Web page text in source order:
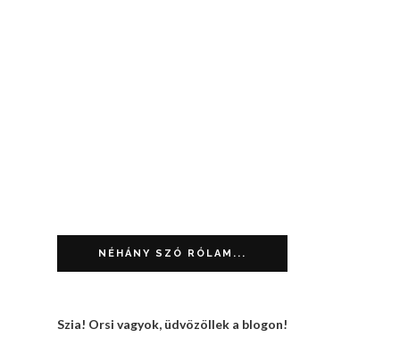
NÉHÁNY SZÓ RÓLAM...
Szia! Orsi vagyok, üdvözöllek a blogon!